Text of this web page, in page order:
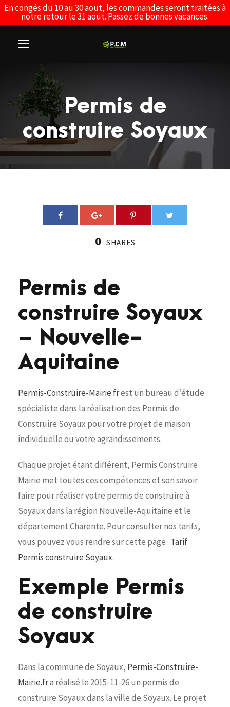
En congés du 10 au 30 aout, les commandes seront traitées à
notre retour le 31 aout. Passez de bonnes vacances.
Permis de
construire Soyaux
0 SHARES
Permis de
construire Soyaux
– Nouvelle-
Aquitaine
Permis-Construire-Mairie.frest un bureau d’étude
spécialiste dans la réalisation des Permis de
Construire Soyaux pour votre projet de maison
individuelle ou votre agrandissements.
Chaque projet étant différent, Permis Construire
Mairie met toutes ces compétences et son savoir
faire pour réaliser votre permis de construire à
Soyaux dans la région Nouvelle-Aquitaine et le
département Charente. Pour consulter nos tarifs,
vous pouvez vous rendre sur cette page : Tarif
Permis construire Soyaux.
Exemple Permis
de construire
Soyaux
Dans la commune de Soyaux, Permis-Construire-
Mairie.fra réalisé le 2015-11-26 un permis de
construire Soyaux dans la ville de Soyaux. Le projet